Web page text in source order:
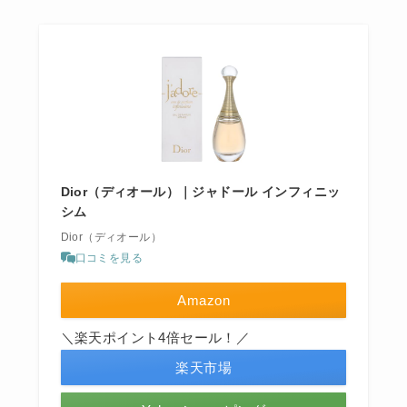
Dior（ディオール）｜ジャドール インフィニッ
シム
Dior（ディオール）
口コミを見る
Amazon
＼楽天ポイント4倍セール！／
楽天市場